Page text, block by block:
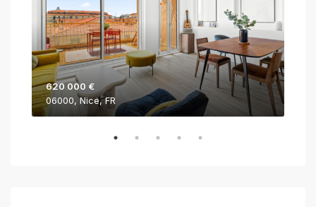
620 000 €
06000, Nice, FR